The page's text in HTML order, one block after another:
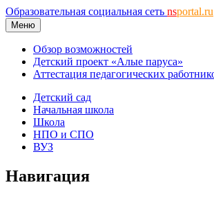
Образовательная социальная сеть nsportal.ru
Меню
Обзор возможностей
Детский проект «Алые паруса»
Аттестация педагогических
Детский сад
Начальная школа
Школа
НПО и СПО
ВУЗ
Навигация